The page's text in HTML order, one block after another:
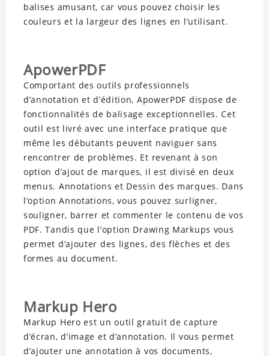
balises amusant, car vous pouvez choisir les
couleurs et la largeur des lignes en l’utilisant.
ApowerPDF
Comportant des outils professionnels
d’annotation et d’édition, ApowerPDF dispose de
fonctionnalités de balisage exceptionnelles. Cet
outil est livré avec une interface pratique que
même les débutants peuvent naviguer sans
rencontrer de problèmes. Et revenant à son
option d’ajout de marques, il est divisé en deux
menus. Annotations et Dessin des marques. Dans
l’option Annotations, vous pouvez surligner,
souligner, barrer et commenter le contenu de vos
PDF. Tandis que l’option Drawing Markups vous
permet d’ajouter des lignes, des flèches et des
formes au document.
Markup Hero
Markup Hero est un outil gratuit de capture
d’écran, d’image et d’annotation. Il vous permet
d’ajouter une annotation à vos documents,